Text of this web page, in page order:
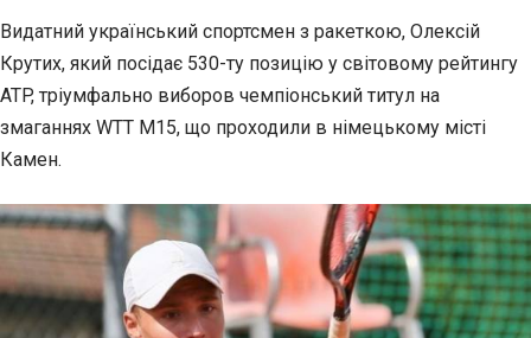
Видатний український спортсмен з ракеткою, Олексій
Крутих, який посідає 530-ту позицію у світовому рейтингу
ATP, тріумфально виборов чемпіонський титул на
змаганнях WTT M15, що проходили в німецькому місті
Камен.